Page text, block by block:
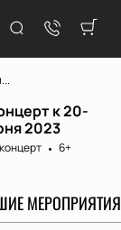
к 20-
2023
6+
МЕРОПРИЯТИЯ